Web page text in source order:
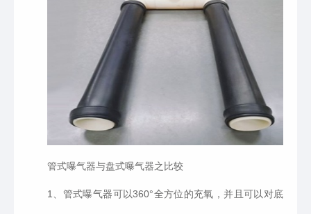
管式曝气器与盘式曝气器之比较
1 、管式曝气器可以360°全方位的充氧，并且可以对底